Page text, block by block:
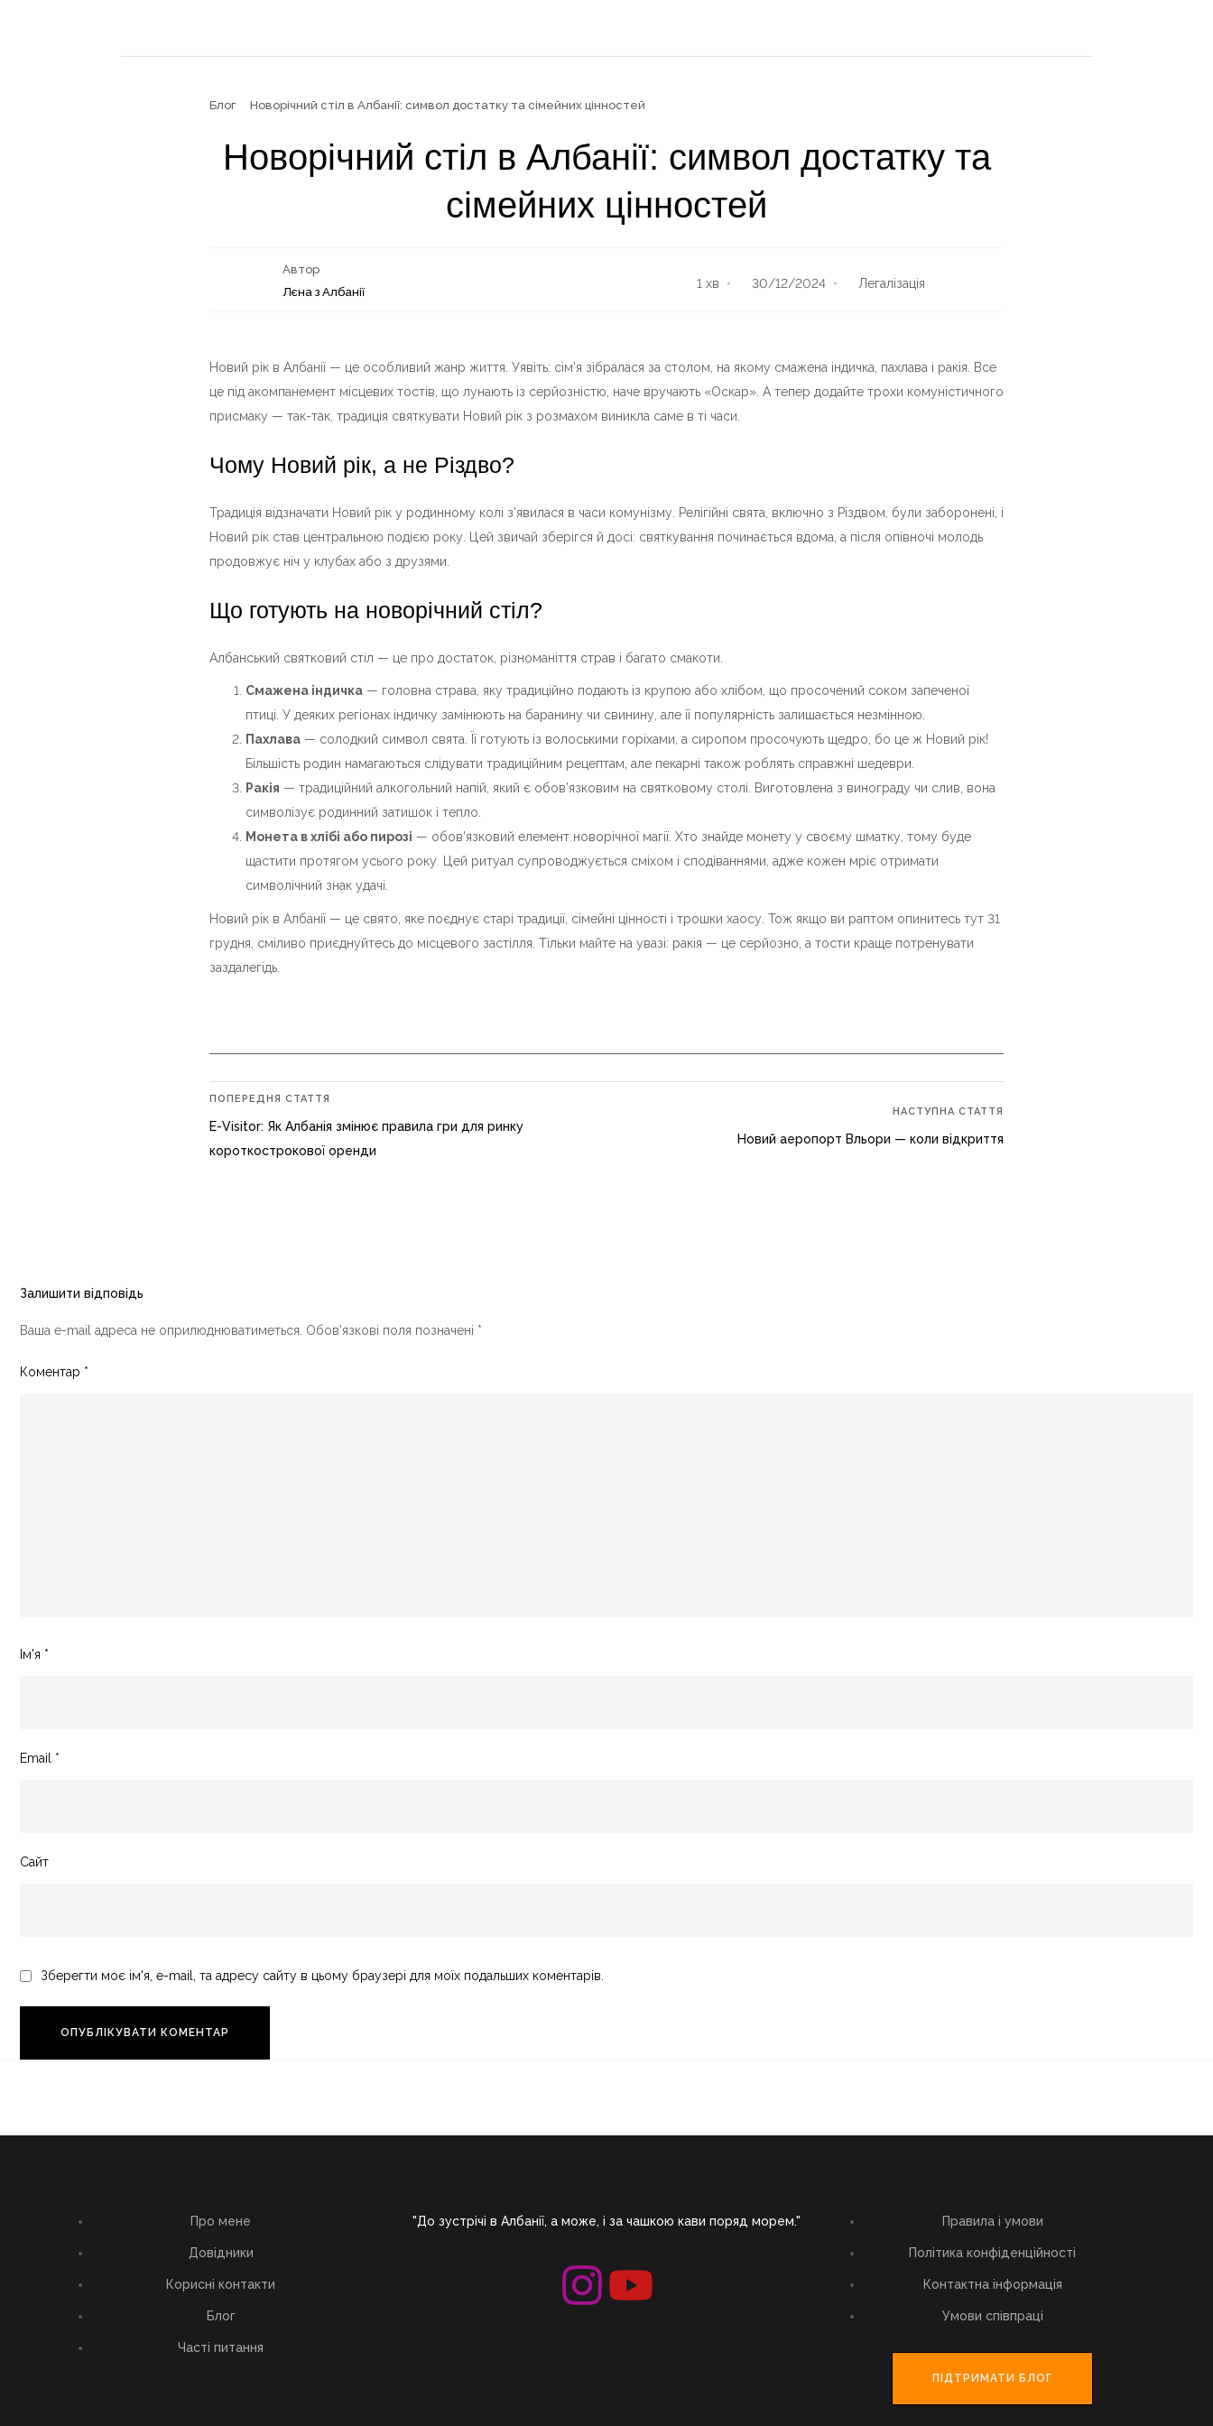
Блог Новорічний стіл в Албанії: символ достатку та сімейних цінностей
Новорічний стіл в Албанії: символ достатку та
сімейних цінностей
Автор
Лєна з Албанії
1 хв 30/12/2024 Легалізація
Новий рік в Албанії — це особливий жанр життя. Уявіть: сім’я зібралася за столом, на якому смажена індичка, пахлава і ракія. Все
це під акомпанемент місцевих тостів, що лунають із серйозністю, наче вручають «Оскар». А тепер додайте трохи комуністичного
присмаку — так-так, традиція святкувати Новий рік з розмахом виникла саме в ті часи.
Чому Новий рік, а не Різдво?
Традиція відзначати Новий рік у родинному колі з’явилася в часи комунізму. Релігійні свята, включно з Різдвом, були заборонені, і
Новий рік став центральною подією року. Цей звичай зберігся й досі: святкування починається вдома, а після опівночі молодь
продовжує ніч у клубах або з друзями.
Що готують на новорічний стіл?
Албанський святковий стіл — це про достаток, різноманіття страв і багато смакоти.
Смажена індичка — головна страва, яку традиційно подають із крупою або хлібом, що просочений соком запеченої
птиці. У деяких регіонах індичку замінюють на баранину чи свинину, але її популярність залишається незмінною.
Пахлава — солодкий символ свята. Її готують із волоськими горіхами, а сиропом просочують щедро, бо це ж Новий рік!
Більшість родин намагаються слідувати традиційним рецептам, але пекарні також роблять справжні шедеври.
Ракія — традиційний алкогольний напій, який є обов’язковим на святковому столі. Виготовлена з винограду чи слив, вона
символізує родинний затишок і тепло.
Монета в хлібі або пирозі — обов’язковий елемент новорічної магії. Хто знайде монету у своєму шматку, тому буде
щастити протягом усього року. Цей ритуал супроводжується сміхом і сподіваннями, адже кожен мріє отримати
символічний знак удачі.
Новий рік в Албанії — це свято, яке поєднує старі традиції, сімейні цінності і трошки хаосу. Тож якщо ви раптом опинитесь тут 31
грудня, сміливо приєднуйтесь до місцевого застілля. Тільки майте на увазі: ракія — це серйозно, а тости краще потренувати
заздалегідь.
ПОПЕРЕДНЯ СТАТТЯ
E-Visitor: Як Албанія змінює правила гри для ринку
короткострокової оренди
НАСТУПНА СТАТТЯ
Новий аеропорт Вльори — коли відкриття
Залишити відповідь
Ваша e-mail адреса не оприлюднюватиметься. Обов’язкові поля позначені *
Коментар *
Ім'я *
Email *
Сайт
Зберегти моє ім'я, e-mail, та адресу сайту в цьому браузері для моїх подальших коментарів.
Про мене
Довідники
Корисні контакти
Блог
Часті питання
"До зустрічі в Албанії, а може, і за чашкою кави поряд морем." Правила і умови
Політика конфіденційності
Контактна інформація
Умови співпраці
ПІДТРИМАТИ БЛОГ